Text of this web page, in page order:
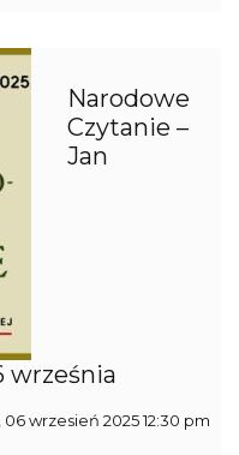
Narodowe
Czytanie –
Jan
września
wrzesień 2025 12:30 pm